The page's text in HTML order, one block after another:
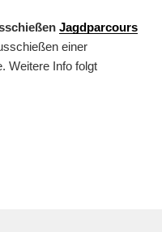
Jagdparcours
einer
Weitere Info folgt